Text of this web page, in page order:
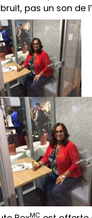
pas un son de
MC